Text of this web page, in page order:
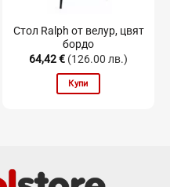
Стол Ralph от велур, цвят
бордо
64,42€ (126.00 лв.)
Купи